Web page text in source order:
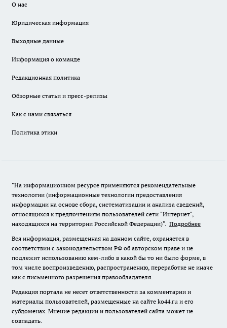
О нас
Юридическая информация
Выходные данные
Информация о команде
Редакционная политика
Обзорные статьи и пресс-релизы
Как с нами связаться
Политика этики
"На информационном ресурсе применяются рекомендательные
технологии (информационные технологии предоставления
информации на основе сбора, систематизации и анализа сведений,
относящихся к предпочтениям пользователей сети "Интернет",
находящихся на территории Российской Федерации)". Подробнее
Вся информация, размещенная на данном сайте, охраняется в
соответствии с законодательством РФ об авторском праве и не
подлежит использованию кем-либо в какой бы то ни было форме, в
том числе воспроизведению, распространению, переработке не иначе
как с письменного разрешения правообладателя.
Редакция портала не несет ответственности за комментарии и
материалы пользователей, размещенные на сайте ko44.ru и его
субдоменах. Мнение редакции и пользователей сайта может не
совпадать.